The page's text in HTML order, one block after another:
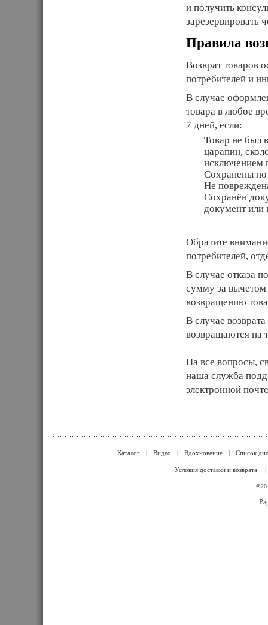
и получить
зарезервировать
Правила
Возврат товаров
потребителей и
В случае
товара в любое
7 дней, если:
Товар не был
царапин,
исключением
Сохранены
Не
Сохранён
документ или
Обратите
потребителей,
В случае отказа
сумму за вычетом
возвращению
В случае
возвращаются на
На все вопросы,
наша служба
электронной
Каталог | Видео | Вдохновение | Список
Условия доставки и возврата